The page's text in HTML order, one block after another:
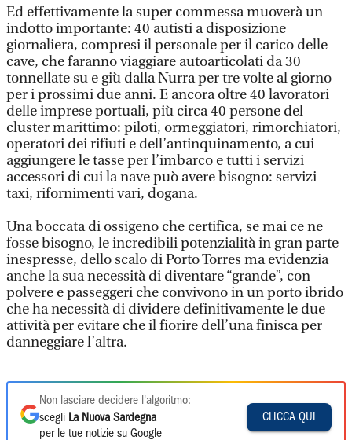
Ed effettivamente la super commessa muoverà un
indotto importante: 40 autisti a disposizione
giornaliera, compresi il personale per il carico delle
cave, che faranno viaggiare autoarticolati da 30
tonnellate su e giù dalla Nurra per tre volte al giorno
per i prossimi due anni. E ancora oltre 40 lavoratori
delle imprese portuali, più circa 40 persone del
cluster marittimo: piloti, ormeggiatori, rimorchiatori,
operatori dei rifiuti e dell’antinquinamento, a cui
aggiungere le tasse per l’imbarco e tutti i servizi
accessori di cui la nave può avere bisogno: servizi
taxi, rifornimenti vari, dogana.
Una boccata di ossigeno che certifica, se mai ce ne
fosse bisogno, le incredibili potenzialità in gran parte
inespresse, dello scalo di Porto Torres ma evidenzia
anche la sua necessità di diventare “grande”, con
polvere e passeggeri che convivono in un porto ibrido
che ha necessità di dividere definitivamente le due
attività per evitare che il fiorire dell’una finisca per
danneggiare l’altra.
Non lasciare decidere l'algoritmo:
scegli La Nuova Sardegna
per le tue notizie su Google
CLICCA QUI